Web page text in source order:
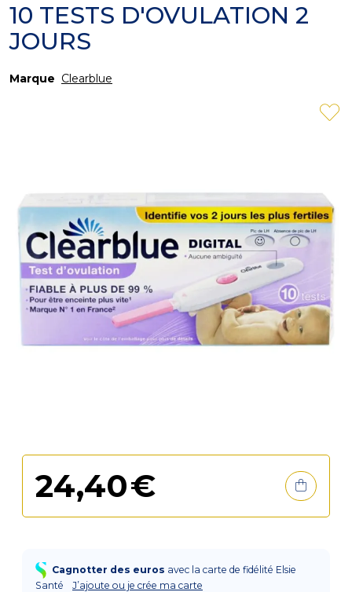
10 TESTS D'OVULATION 2
JOURS
Marque Clearblue
24,40€
Cagnotter des euros avec la carte de fidélité Elsie
Santé
J’ajoute ou je crée ma carte